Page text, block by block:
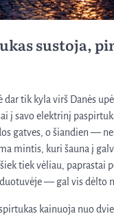
sustoja,
dar tik kyla virš Danės
į savo elektrinį
gatves, o šiandien —
mintis, kuri šauna į
tiek vėliau, paprastai
— gal vis dėlto
kainuoja nuo